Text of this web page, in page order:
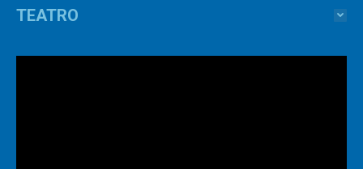
TEATRO